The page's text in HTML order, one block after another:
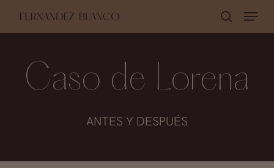
content
Menu
Caso de Lorena
ANTES Y DESPUÉS